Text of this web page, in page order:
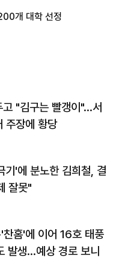
개 대학 선정
고 "김구는 빨갱이"…서
주장에 황당
기'에 분노한 김희철, 결
잘못"
찬홈'에 이어 16호 태풍
발생…예상 경로 보니